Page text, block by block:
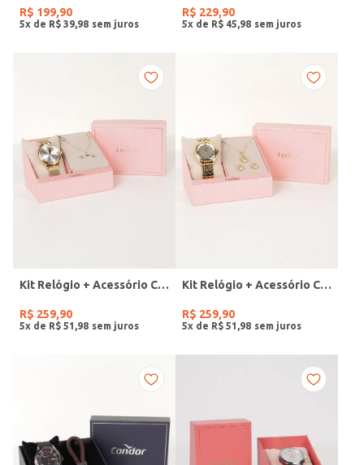
R$ 199,90
5x de R$ 39 98
R$ 229,90
5x de R$ 45 98
Kit Relógio + Acessório Condor Feminino DOURADO
R$ 259,90
5x de R$ 51 98
Kit Relógio + Acessório Condor Feminino DOURADO
R$ 259,90
5x de R$ 51 98